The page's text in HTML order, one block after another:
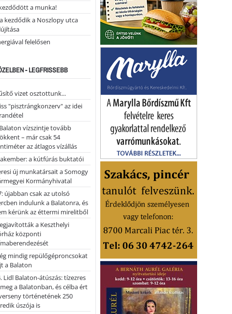
a munka!
kezdődik a Noszlopy utca
felelősen
- LEGFRISSEBB
vizet osztottunk...
"pisztrángkonzerv" az idei
vízszintje tovább
– már csak 54
az átlagos vízállás
a kútfúrás buktatói
új munkatársait a Somogy
Kormányhivatal
újabban csak az utolsó
indulunk a Balatonra, és
kérünk az éttermi mirelitből
a Keszthelyi
központi
mindig repülőgéproncsokat
a Balaton
Lidl Balaton-átúszás: tízezres
a Balatonban, és célba ért
történetének 250
úszója is